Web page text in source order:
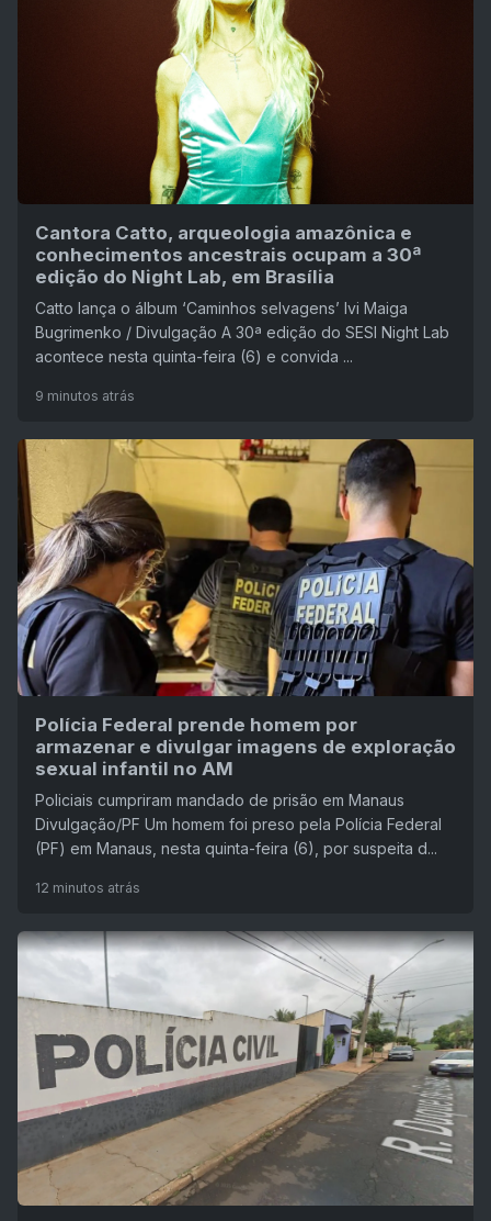
Cantora Catto, arqueologia amazônica e
conhecimentos ancestrais ocupam a 30ª
edição do Night Lab, em Brasília
Catto lança o álbum ‘Caminhos selvagens’ Ivi Maiga
Bugrimenko / Divulgação A 30ª edição do SESI Night Lab
acontece nesta quinta-feira (6) e convida ...
9 minutos atrás
Polícia Federal prende homem por
armazenar e divulgar imagens de exploração
sexual infantil no AM
Policiais cumpriram mandado de prisão em Manaus
Divulgação/PF Um homem foi preso pela Polícia Federal
(PF) em Manaus, nesta quinta-feira (6), por suspeita d...
12 minutos atrás